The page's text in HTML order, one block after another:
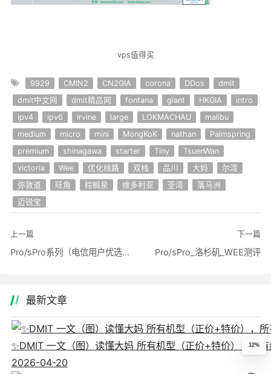
vps值得买
9929 CMIN2 CN2GIA corona DDos
dmit
dmit中文网
dmit精品网 fontana giant HKGIA
intro
ipv4
ipv6 irvine large LOKMACHAU
malibu
medium
micro mini MongKoK nathan
Palmspring
premium
shinagawa starter Tiny
TsuenWan
victoria
Wee 优化线路 双栈 品川 大妈
尔湾
弥敦道
旺角 棕榈泉 维多利亚 荃湾
落马洲
迈锐宝
上一篇
Pro/sPro系列（电信用户优选）
下一篇
Pro/sPro_洛杉矶_WEE测评
最新文章
✨DMIT 一文（图）读懂大妈 所有机型（正价+特价），所
2026-04-20
12%